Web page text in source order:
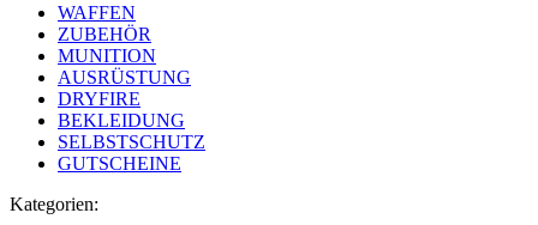
WAFFEN
ZUBEHÖR
MUNITION
AUSRÜSTUNG
DRYFIRE
BEKLEIDUNG
SELBSTSCHUTZ
GUTSCHEINE
Kategorien: